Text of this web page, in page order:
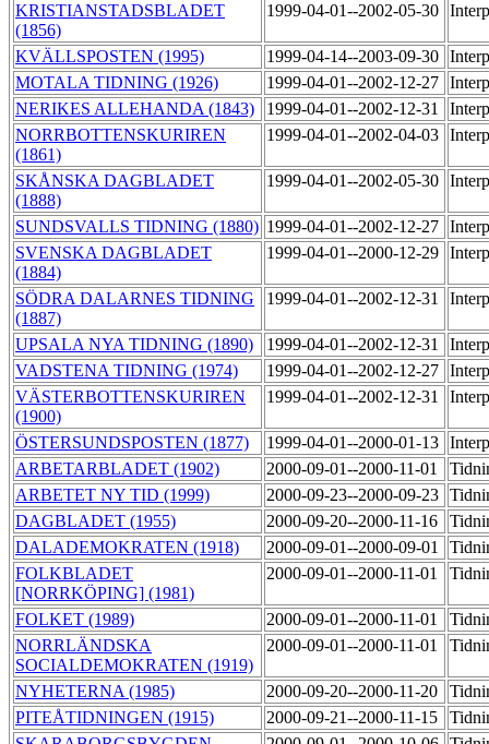
KRISTIANSTADSBLADET
(1856)
1999-04-01--2002-05-30
KVÄLLSPOSTEN (1995) 1999-04-14--2003-09-30
MOTALA TIDNING (1926)
1999-04-01--2002-12-27
NERIKES ALLEHANDA (1843)
1999-04-01--2002-12-31
NORRBOTTENSKURIREN
(1861)
1999-04-01--2002-04-03
SKÅNSKA DAGBLADET
(1888)
1999-04-01--2002-05-30
SUNDSVALLS TIDNING (1880) 1999-04-01--2002-12-27
SVENSKA DAGBLADET
(1884)
1999-04-01--2000-12-29
SÖDRA DALARNES TIDNING
(1887)
1999-04-01--2002-12-31
UPSALA NYA TIDNING (1890) 1999-04-01--2002-12-31
VADSTENA TIDNING (1974)
1999-04-01--2002-12-27
VÄSTERBOTTENSKURIREN
(1900)
1999-04-01--2002-12-31
ÖSTERSUNDSPOSTEN (1877) 1999-04-01--2000-01-13
ARBETARBLADET (1902)
2000-09-01--2000-11-01
ARBETET NY TID (1999)
2000-09-23--2000-09-23
DAGBLADET (1955)
2000-09-20--2000-11-16
DALADEMOKRATEN (1918)
2000-09-01--2000-09-01
FOLKBLADET
[NORRKÖPING] (1981)
2000-09-01--2000-11-01
FOLKET (1989) 2000-09-01--2000-11-01
NORRLÄNDSKA
SOCIALDEMOKRATEN (1919)
2000-09-01--2000-11-01
NYHETERNA (1985) 2000-09-20--2000-11-20
PITEÅTIDNINGEN (1915)
2000-09-21--2000-11-15